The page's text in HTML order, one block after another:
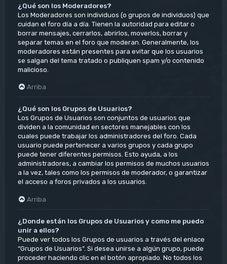
¿Qué son los Moderadores?
Los Moderadores son individuos (o grupos de individuos) que
cuidan el foro día a día. Tienen la autoridad para editar o
borrar mensajes, cerrarlos, abrirlos, moverlos, borrar y
separar temas en el foro que moderan. Generalmente, los
moderadores están presentes para evitar que los usuarios
se salgan del tema tratado o publiquen spam y/o contenido
malicioso.
Arriba
¿Qué son los Grupos de Usuarios?
Los Grupos de Usuarios son conjuntos de usuarios que
dividen a la comunidad en sectores manejables con los
cuales puede trabajar los administradores del foro. Cada
usuario puede pertenecer a varios grupos y cada grupo
puede tener diferentes permisos. Esto ayuda, a los
administradores, a cambiar los permisos de muchos usuarios
a la vez, tales como los permisos de moderador, o garantizar
el acceso a foros privados a los usuarios.
Arriba
¿Donde están los Grupos de Usuarios y como me puedo
unir a ellos?
Puede ver todos los Grupos de usuarios a través del enlace
“Grupos de Usuarios”. Si desea unirse a algún grupo, puede
proceder haciendo clic en el botón apropiado. No todos los